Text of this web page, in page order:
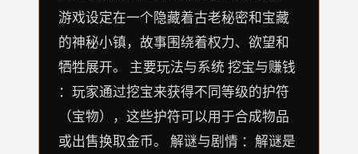
游戏设定在一个隐藏着古老秘密和宝藏
的神秘小镇，故事围绕着权力、欲望和
牺牲展开。 主要玩法与系统 挖宝与赚钱
：玩家通过挖宝来获得不同等级的护符
（宝物），这些护符可以用于合成物品
或出售换取金币。 解谜与剧情 ：解谜是